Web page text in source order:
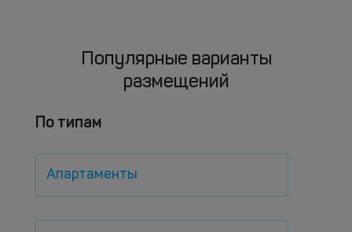
Популярные варианты
размещений
По типам
Апартаменты